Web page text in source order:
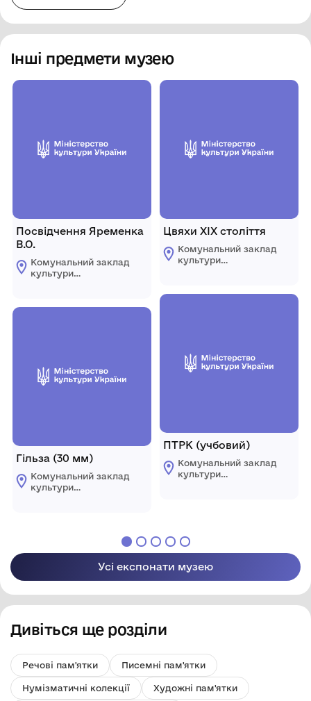
Інші предмети музею
Посвідчення Яременка
В.О.
Комунальний заклад
культури
Царичанської
Гільза (30 мм)
Комунальний заклад
культури
Цвяхи ХІХ століття
Комунальний заклад
культури
Царичанської
ПТРК (учбовий)
Комунальний заклад
культури
Усі експонати музею
Дивіться ще розділи
Речові пам'ятки Писемні пам'ятки
Нумізматичні колекції Художні пам'ятки